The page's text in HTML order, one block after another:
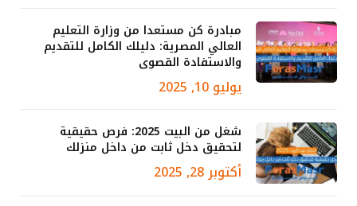
مبادرة كن مستعدا من وزارة التعليم
العالي المصرية: دليلك الكامل للتقديم
والاستفادة القصوى
يوليو 10, 2025
شغل من البيت 2025: فرص حقيقية
لتحقيق دخل ثابت من داخل منزلك
أكتوبر 28, 2025